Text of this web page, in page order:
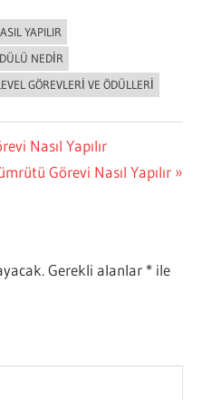
YAPILIR
NEDIR
GÖREVLERI VE ÖDÜLLERI
Nasıl Yapılır
Görevi Nasıl Yapılır
Gerekli alanlar * ile